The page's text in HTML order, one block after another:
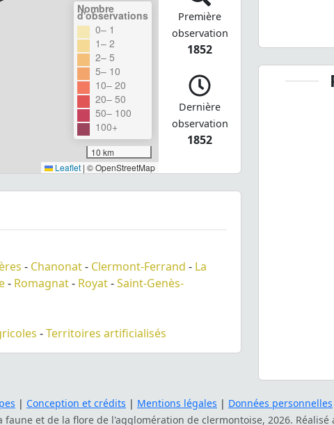
Nombre
d'observations
0– 1
1– 2
2– 5
5– 10
10– 20
20– 50
50– 100
100+
10 km
Leaflet | © OpenStreetMap
Première
observation
1852
Dernière
observation
1852
- Chanonat- Clermont-Ferrand - La
- Romagnat- Royat-Saint-Genès-
-Territoires artificialisés
| Conception et crédits | Mentions légales | Données personnelles
faune et de la flore de l'agglomération de clermontoise, 2026. Réalisé